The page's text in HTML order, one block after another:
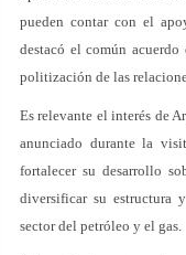
pueden contar con el
destacó el común
politización de las
Es relevante el interés de
anunciado durante la
fortalecer su desarrollo
diversificar su estructura
sector del petróleo y el gas.